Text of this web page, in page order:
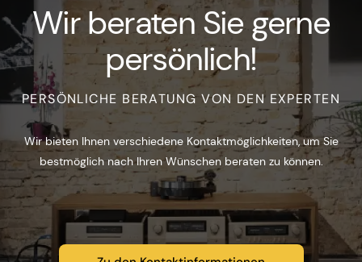
Wir beraten Sie gerne
persönlich!
PERSÖNLICHE BERATUNG VON DEN EXPERTEN
Wir bieten Ihnen verschiedene Kontaktmöglichkeiten, um Sie
bestmöglich nach Ihren Wünschen beraten zu können.